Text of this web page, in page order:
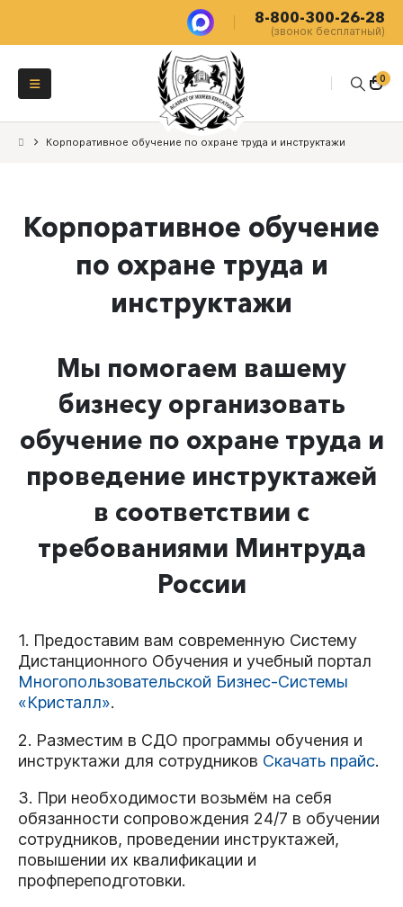
8-800-300-26-28
(звонок бесплатный)
0
Корпоративное обучение по охране труда и инструктажи
Корпоративное обучение
по охране труда и
инструктажи
Мы помогаем вашему
бизнесу организовать
обучение по охране труда и
проведение инструктажей
в соответствии с
требованиями Минтруда
России
1. Предоставим вам современную Систему
Дистанционного Обучения и учебный портал
Многопользовательской Бизнес-Системы
«Кристалл».
2. Разместим в СДО программы обучения и
инструктажи для сотрудников Скачать прайс.
3. При необходимости возьмём на себя
обязанности сопровождения 24/7 в обучении
сотрудников, проведении инструктажей,
повышении их квалификации и
профпереподготовки.